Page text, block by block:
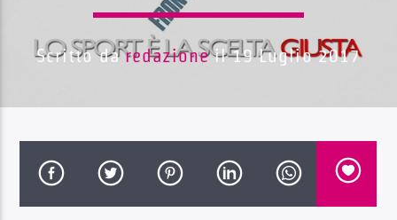
Traccia corrente
Titolo
Scritto daredazioneil 19 Luglio 2017